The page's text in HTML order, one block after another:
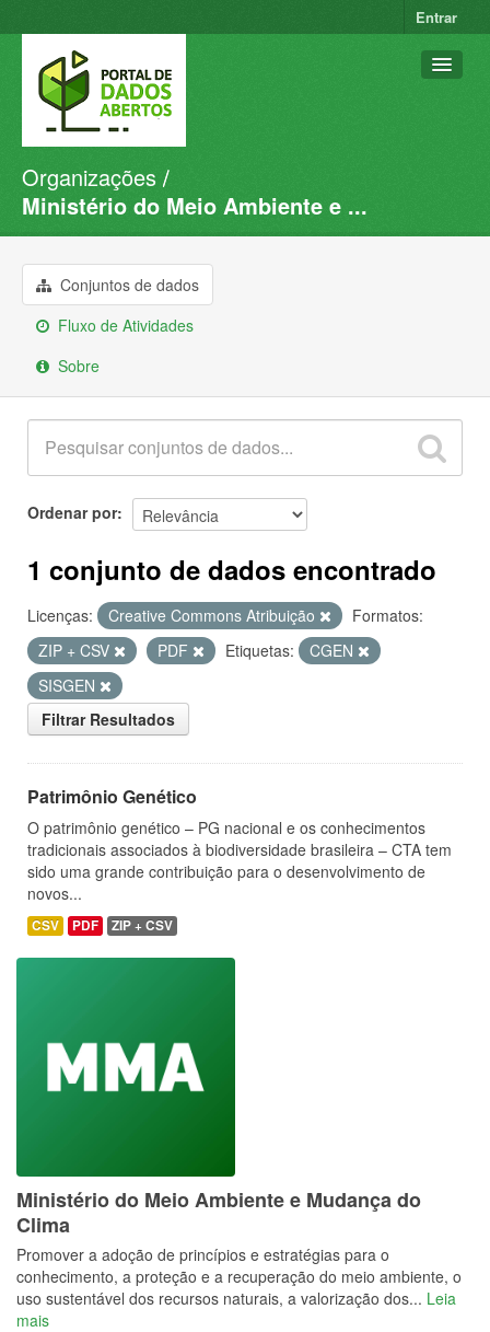
Entrar
Conjuntos de dados
Organizações
Sobre
Organizações
Ministério do Meio Ambiente e ...
Conjuntos de dados
Fluxo de Atividades
Sobre
Ordenar por
1 conjunto de dados encontrado
Licenças: Creative Commons Atribuição
Formatos:
ZIP + CSV
PDF Etiquetas:
CGEN
SISGEN
Filtrar Resultados
Patrimônio Genético
O patrimônio genético – PG nacional e os conhecimentos
tradicionais associados à biodiversidade brasileira – CTA tem
sido uma grande contribuição para o desenvolvimento de
novos...
CSV PDF ZIP + CSV
Ministério do Meio Ambiente e Mudança do
Clima
Promover a adoção de princípios e estratégias para o
conhecimento, a proteção e a recuperação do meio ambiente, o
uso sustentável dos recursos naturais, a valorização dos... Leia
mais